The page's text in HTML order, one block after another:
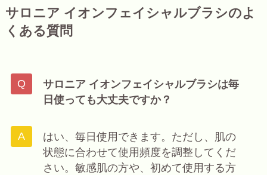
サロニア イオンフェイシャルブラシのよ
くある質問
サロニア イオンフェイシャルブラシは毎
日使っても大丈夫ですか？
はい、毎日使用できます。ただし、肌の
状態に合わせて使用頻度を調整してくだ
さい。敏感肌の方や、初めて使用する方